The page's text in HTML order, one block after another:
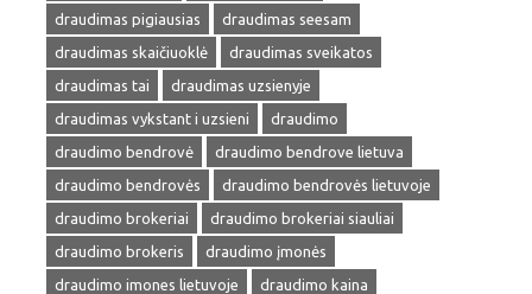
draudimas pigiausias
draudimas seesam
draudimas skaičiuoklė
draudimas sveikatos
draudimas tai
draudimas uzsienyje
draudimas vykstant i uzsieni
draudimo
draudimo bendrovė
draudimo bendrove lietuva
draudimo bendrovės
draudimo bendrovės lietuvoje
draudimo brokeriai
draudimo brokeriai siauliai
draudimo brokeris
draudimo įmonės
draudimo imones lietuvoje
draudimo kaina